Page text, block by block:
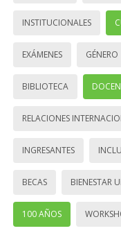
INSTITUCIONALES
EXÁMENES GÉNERO
BIBLIOTECA
RELACIONES
INGRESANTES
BECAS BIENESTAR
100 AÑOS